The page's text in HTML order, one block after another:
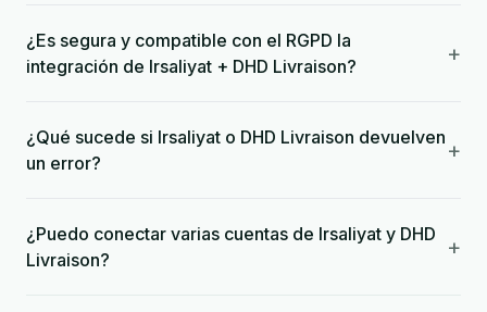
¿Es segura y compatible con el RGPD la
integración de Irsaliyat + DHD Livraison?
+
¿Qué sucede si Irsaliyat o DHD Livraison devuelven
un error?
+
¿Puedo conectar varias cuentas de Irsaliyat y DHD
Livraison?
+